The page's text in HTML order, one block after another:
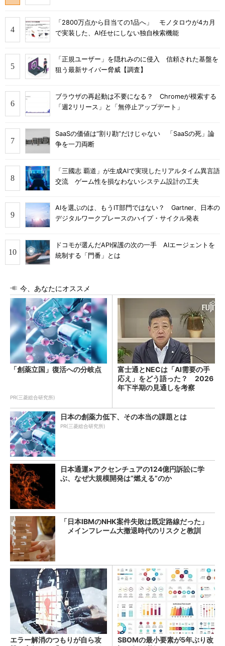
「2800万点から目当ての1品へ」 モノタロウが4カ月
で実装した、AI任せにしない独自検索機能
「正規ユーザー」を隠れみのに侵入 信頼された基盤を
狙う最新サイバー脅威【調査】
ブラウザの再起動は不要になる？ Chromeが模索する
「週2リリース」と「無停止アップデート」
SaaSの価値は“割り勘”だけじゃない 「SaaSの死」論
争を一刀両断
「三國志 覇道」が生成AIで実現したリアルタイム異言語
交流 ゲーム性を損なわないシステム設計の工夫
AIを選ぶのは、もうIT部門ではない？ Gartner、日本の
デジタルワークプレースのハイプ・サイクル発表
ドコモが選んだAPI保護の次の一手 AIエージェントを
統制する「門番」とは
今、あなたにオススメ
「創薬立国」復活への分岐点
PR(三菱総合研究所)
富士通とNECは「AI需要の手
応え」をどう語った？ 2026
年下半期の見通しを考察
日本の創薬力低下、その本当の課題とは
PR(三菱総合研究所)
日本通運×アクセンチュアの124億円訴訟に学
ぶ、なぜ大規模開発は“燃える”のか
「日本IBMのNHK案件失敗は既定路線だった」
メインフレーム大撤退時代のリスクと教訓
エラー解消のつもりが自ら攻
SBOMの最小要素が5年ぶり改